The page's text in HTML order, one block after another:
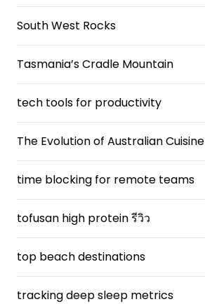
South West Rocks
Tasmania’s Cradle Mountain
tech tools for productivity
The Evolution of Australian Cuisine
time blocking for remote teams
tofusan high protein รีวิว
top beach destinations
tracking deep sleep metrics